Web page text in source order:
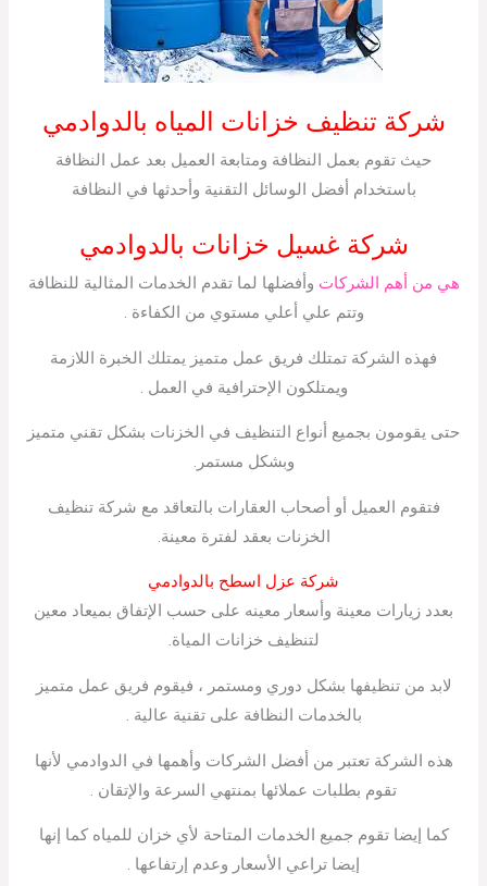
شركة تنظيف خزانات المياه بالدوادمي
حيث تقوم بعمل النظافة ومتابعة العميل بعد عمل النظافة
باستخدام أفضل الوسائل التقنية وأحدثها في النظافة
شركة غسيل خزانات بالدوادمي
هي من أهم الشركات وأفضلها لما تقدم الخدمات المثالية للنظافة
وتتم علي أعلي مستوي من الكفاءة .
فهذه الشركة تمتلك فريق عمل متميز يمتلك الخبرة اللازمة
ويمتلكون الإحترافية في العمل .
حتى يقومون بجميع أنواع التنظيف في الخزنات بشكل تقني متميز
وبشكل مستمر.
فتقوم العميل أو أصحاب العقارات بالتعاقد مع شركة تنظيف
الخزنات بعقد لفترة معينة.
شركة عزل اسطح بالدوادمي
بعدد زيارات معينة وأسعار معينه على حسب الإتفاق بميعاد معين
لتنظيف خزانات المياة.
لابد من تنظيفها بشكل دوري ومستمر ، فيقوم فريق عمل متميز
بالخدمات النظافة على تقنية عالية .
هذه الشركة تعتبر من أفضل الشركات وأهمها في الدوادمي لأنها
تقوم بطلبات عملائها بمنتهي السرعة والإتقان .
كما إيضا تقوم جميع الخدمات المتاحة لأي خزان للمياه كما إنها
إيضا تراعي الأسعار وعدم إرتفاعها .